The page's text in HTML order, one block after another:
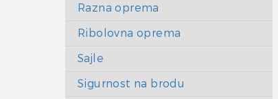
Razna oprema
Ribolovna oprema
Sajle
Sigurnost na brodu